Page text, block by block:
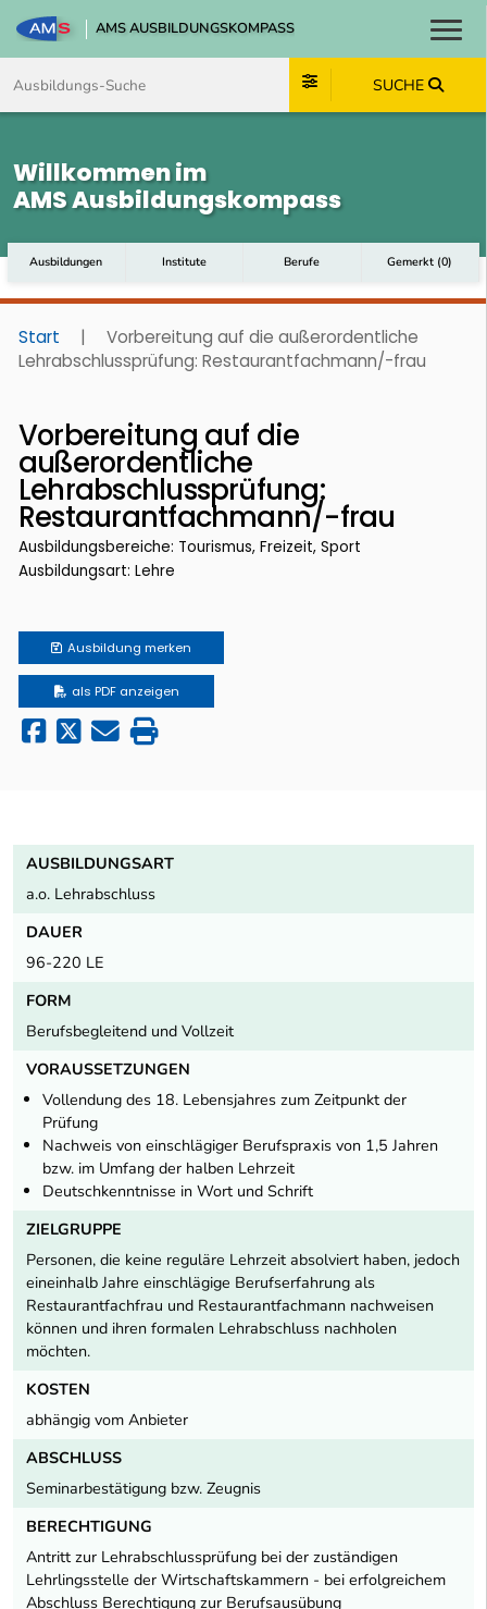
AMS AUSBILDUNGSKOMPASS
SUCHE
Willkommen im
AMS Ausbildungskompass
Ausbildungen Institute Berufe Gemerkt (0)
Start |
Vorbereitung auf die außerordentliche
Lehrabschlussprüfung: Restaurantfachmann/-frau
Vorbereitung auf die
außerordentliche
Lehrabschlussprüfung:
Restaurantfachmann/-frau
Ausbildungsbereiche: Tourismus, Freizeit, Sport
Ausbildungsart: Lehre
Ausbildung merken
als PDF anzeigen
AUSBILDUNGSART
a.o. Lehrabschluss
DAUER
96-220 LE
FORM
Berufsbegleitend und Vollzeit
VORAUSSETZUNGEN
Vollendung des 18. Lebensjahres zum Zeitpunkt der
Prüfung
Nachweis von einschlägiger Berufspraxis von 1,5 Jahren
bzw. im Umfang der halben Lehrzeit
Deutschkenntnisse in Wort und Schrift
ZIELGRUPPE
Personen, die keine reguläre Lehrzeit absolviert haben, jedoch
eineinhalb Jahre einschlägige Berufserfahrung als
Restaurantfachfrau und Restaurantfachmann nachweisen
können und ihren formalen Lehrabschluss nachholen
möchten.
KOSTEN
abhängig vom Anbieter
ABSCHLUSS
Seminarbestätigung bzw. Zeugnis
BERECHTIGUNG
Antritt zur Lehrabschlussprüfung bei der zuständigen
Lehrlingsstelle der Wirtschaftskammern - bei erfolgreichem
Abschluss Berechtigung zur Berufsausübung